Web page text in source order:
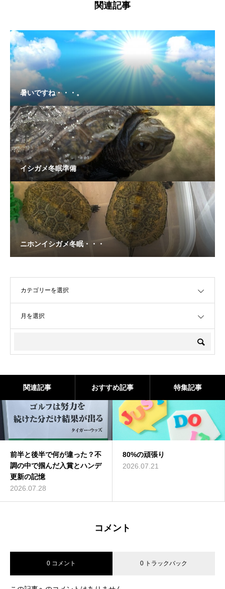
関連記事
暑いですね・・・。
イシガメ冬眠準備
ニホンイシガメ冬眠・・・
関連記事 おすすめ記事 特集記事
前半と後半で何が違った？不
調の中で掴んだ入賞とハンデ
更新の記憶
2026.07.28
80%の頑張り
2026.07.21
コメント
0 コメント 0 トラックバック